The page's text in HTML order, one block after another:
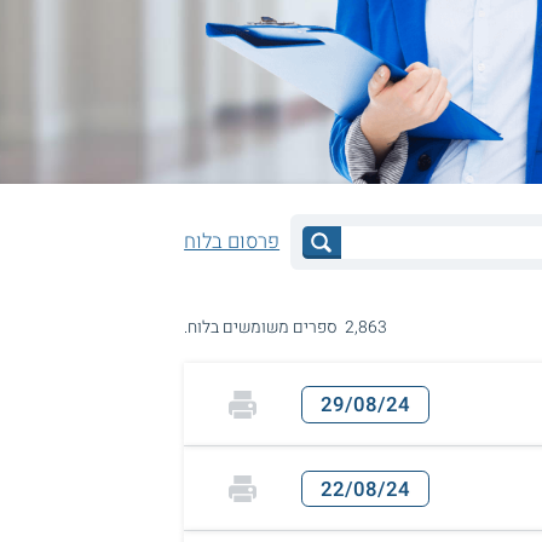
פרסום בלוח
2,863 ספרים משומשים בלוח.
29/08/24
22/08/24